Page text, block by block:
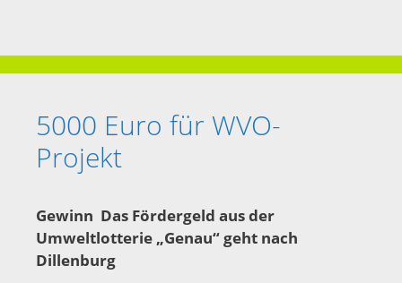
5000 Euro für WVO-
Projekt
Gewinn Das Fördergeld aus der
Umweltlotterie „Genau“ geht nach
Dillenburg